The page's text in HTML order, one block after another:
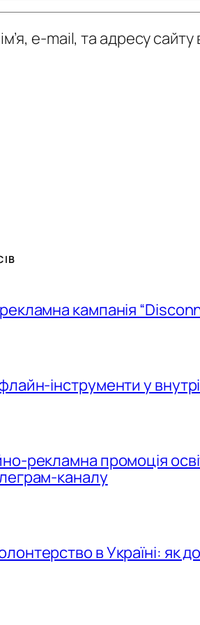
e-mail, та адресу
кампанія
інструменти у
рекламна промоція
каналу
в Україні: як